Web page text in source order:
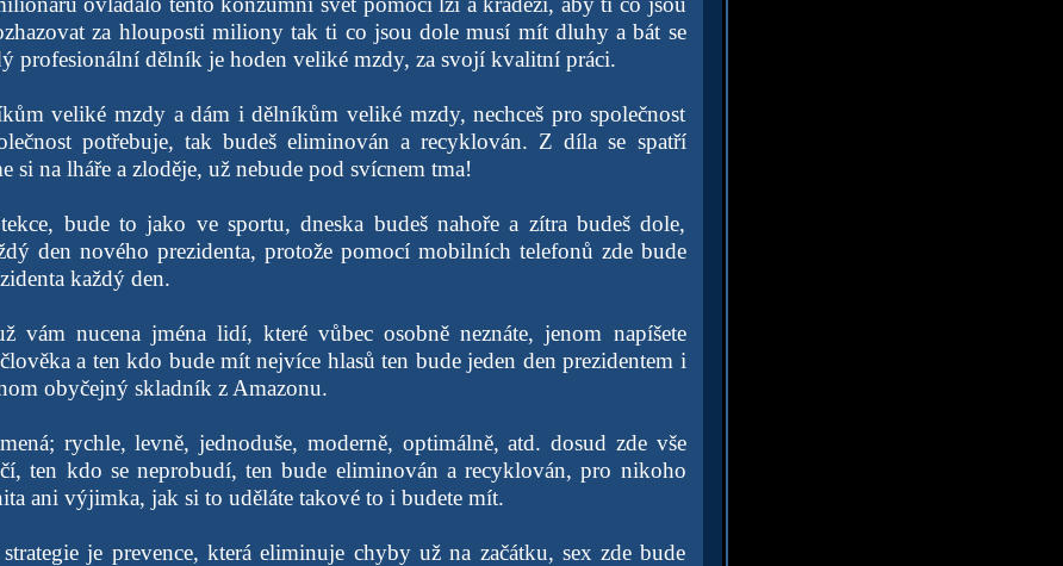
za hlouposti miliony tak ti co jsou dole musí mít dluhy a bát se
profesionální dělník je hoden veliké mzdy, za svojí kvalitní práci.
veliké mzdy a dám i dělníkům veliké mzdy, nechceš pro společnost
potřebuje, tak budeš eliminován a recyklován. Z díla se spatří
si na lháře a zloděje, už nebude pod svícnem tma!
bude to jako ve sportu, dneska budeš nahoře a zítra budeš dole,
den nového prezidenta, protože pomocí mobilních telefonů zde bude
každý den.
vám nucena jména lidí, které vůbec osobně neznáte, jenom napíšete
a ten kdo bude mít nejvíce hlasů ten bude jeden den prezidentem i
obyčejný skladník z Amazonu.
rychle, levně, jednoduše, moderně, optimálně, atd. dosud zde vše
ten kdo se neprobudí, ten bude eliminován a recyklován, pro nikoho
ani výjimka, jak si to uděláte takové to i budete mít.
je prevence, která eliminuje chyby už na začátku, sex zde bude